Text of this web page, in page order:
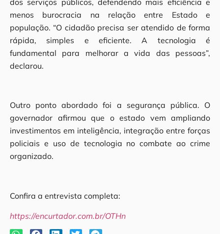
menos burocracia na relação entre Estado e
população. “O cidadão precisa ser atendido de forma
rápida, simples e eficiente. A tecnologia é
fundamental para melhorar a vida das pessoas”,
declarou.
Outro ponto abordado foi a segurança pública. O
governador afirmou que o estado vem ampliando
investimentos em inteligência, integração entre forças
policiais e uso de tecnologia no combate ao crime
organizado.
Confira a entrevista completa:
https://encurtador.com.br/OTHn